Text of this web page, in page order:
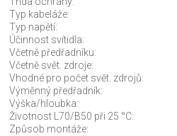
Typ kabeláže:
Typ napětí:
Účinnost svítidla:
Včetně předřadníku:
Včetně svět. zdroje:
Vhodné pro počet svět. zdrojů:
Výměnný předřadník:
Výška/hloubka:
Životnost L70/B50 při 25 °C:
Způsob montáže: